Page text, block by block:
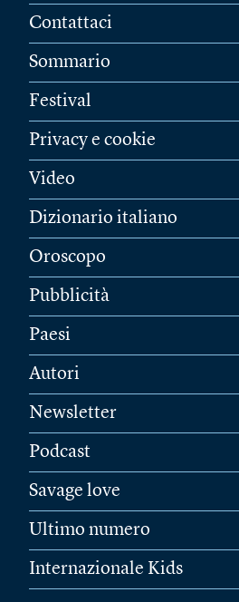
Contattaci
Sommario
Festival
Privacy e cookie
Video
Dizionario italiano
Oroscopo
Pubblicità
Paesi
Autori
Newsletter
Podcast
Savage love
Ultimo numero
Internazionale Kids